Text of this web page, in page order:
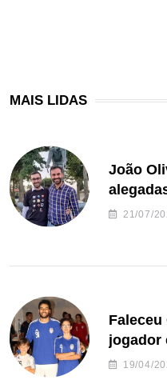
MAIS LIDAS
João
de21/07/
jogador
de19/04/